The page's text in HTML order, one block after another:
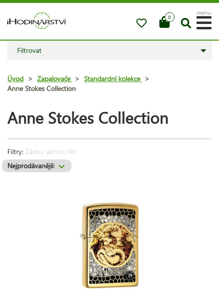
0
menu
Filtrovat
Úvod > Zapalovače > Standardní kolekce >
Anne Stokes Collection
Anne Stokes Collection
Filtry: Žádný aktivní filtr.